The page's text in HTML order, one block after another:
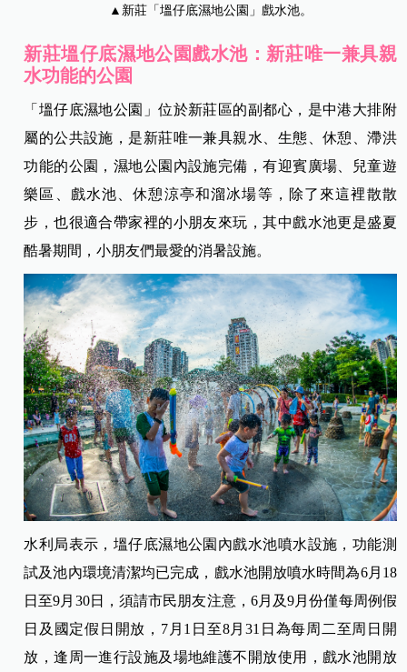
▲新莊「塭仔底濕地公園」戲水池。
新莊塭仔底濕地公園戲水池：新莊唯一兼具親
水功能的公園
「塭仔底濕地公園」位於新莊區的副都心，是中港大排附
屬的公共設施，是新莊唯一兼具親水、生態、休憩、滯洪
功能的公園，濕地公園內設施完備，有迎賓廣場、兒童遊
樂區、戲水池、休憩涼亭和溜冰場等，除了來這裡散散
步，也很適合帶家裡的小朋友來玩，其中戲水池更是盛夏
酷暑期間，小朋友們最愛的消暑設施。
水利局表示，塭仔底濕地公園內戲水池噴水設施，功能測
試及池內環境清潔均已完成，戲水池開放噴水時間為6月18
日至9月30日，須請市民朋友注意，6月及9月份僅每周例假
日及國定假日開放，7月1日至8月31日為每周二至周日開
放，逢周一進行設施及場地維護不開放使用，戲水池開放